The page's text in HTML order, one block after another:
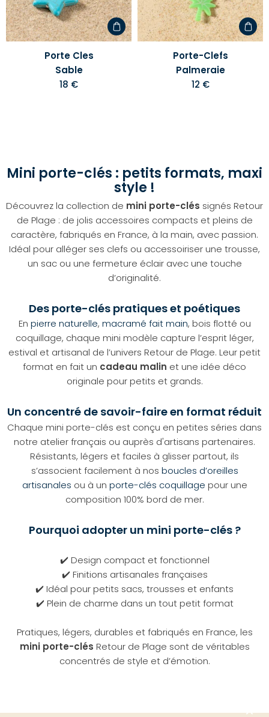
d'envies
Porte Cles
Sable
18 €
Porte-Clefs
Palmeraie
12 €
Mini porte-clés : petits formats, maxi
style !
Découvrez la collection de mini porte-clés signés Retour
de Plage : de jolis accessoires compacts et pleins de
caractère, fabriqués en France, à la main, avec passion.
Idéal pour alléger ses clefs ou accessoiriser une trousse,
un sac ou une fermeture éclair avec une touche
d’originalité.
Des porte-clés pratiques et poétiques
En pierre naturelle, macramé fait main, bois flotté ou
coquillage, chaque mini modèle capture l’esprit léger,
estival et artisanal de l’univers Retour de Plage. Leur petit
format en fait un cadeau malin et une idée déco
originale pour petits et grands.
Un concentré de savoir-faire en format réduit
Chaque mini porte-clés est conçu en petites séries dans
notre atelier français ou auprès d'artisans partenaires.
Résistants, légers et faciles à glisser partout, ils
s’associent facilement à nos boucles d’oreilles
artisanales ou à un porte-clés coquillage pour une
composition 100% bord de mer.
Pourquoi adopter un mini porte-clés ?
✔️ Design compact et fonctionnel
✔️ Finitions artisanales françaises
✔️ Idéal pour petits sacs, trousses et enfants
✔️ Plein de charme dans un tout petit format
Pratiques, légers, durables et fabriqués en France, les
mini porte-clés Retour de Plage sont de véritables
concentrés de style et d’émotion.